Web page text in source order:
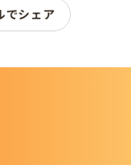
でシェア